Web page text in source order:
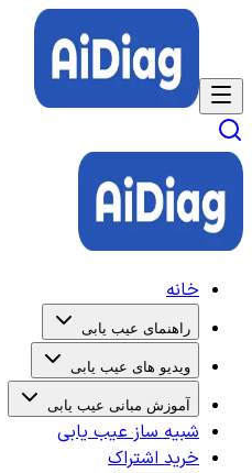
خانه
راهنمای عیب یابی
ویدیو های عیب یابی
آموزش مبانی عیب یابی
شبیه ساز عیب یابی
خرید اشتراک